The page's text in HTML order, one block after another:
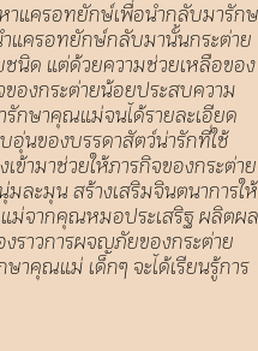
าแครอทยักษ์เพื่อนำกลับมารัก
แครอทยักษ์กลับมานั้นกระต่าย
นิด แต่ด้วยความช่วยเหลือของ
องกระต่ายน้อยประสบความ
กษาคุณแม่จนได้รายละเอียด
อุ่นของบรรดาสัตว์น่ารักที่ใช้
ข้ามาช่วยให้ภารกิจของกระต่าย
ละมุน สร้างเสริมจินตนาการให้
จากคุณหมอประเสริฐ ผลิตผล
ราวการผจญภัยของกระต่าย
าคุณแม่ เด็กๆ จะได้เรียนรู้การ